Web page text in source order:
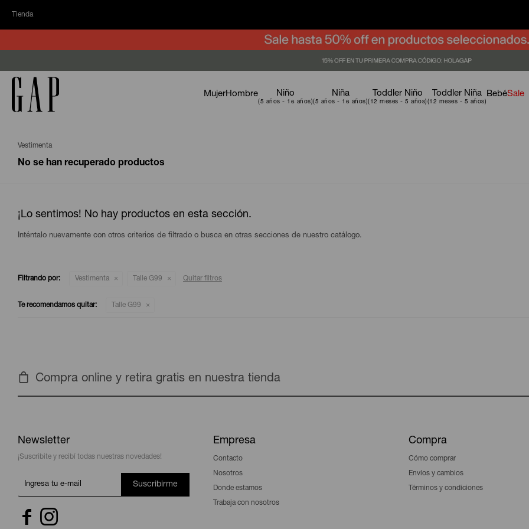
Tienda
MujerHombre Niño Niña Toddler Niño Toddler Niña BebéSale
Vestimenta
No se han recuperado productos
¡Lo sentimos! No hay productos en esta sección.
Inténtalo nuevamente con otros criterios de filtrado o busca en otras secciones de nuestro catálogo.
Filtrando por: Vestimenta Talle G99 Quitar filtros
Te recomendamos quitar: Talle G99
Compra online y retira gratis en nuestra tienda
Newsletter
¡Suscribite y recibí todas nuestras novedades!
Suscribirme
 
Empresa
Contacto
Nosotros
Donde estamos
Trabaja con nosotros
Compra
Cómo comprar
Envíos y cambios
Términos y condiciones